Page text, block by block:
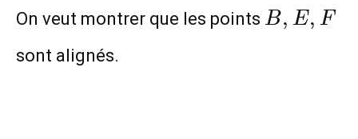
On veut montrer que les points B,
B, E, F
sont alignés.